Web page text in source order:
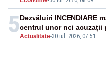
5Actualitate-30 iul. 2026, 07:51
Dezvăluiri INCENDIARE
centrul unor noi acuzații